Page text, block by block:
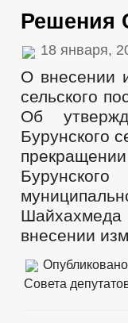
Решения
18 января,
О внесении
сельского
Об
Бурунского
внесении
Совета